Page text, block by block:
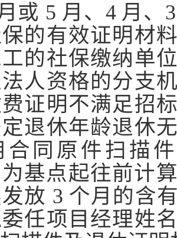
或 5 月、4 月
的有效证明材
的社保缴纳单
人资格的分支
证明不满足招
退休年龄退休
合同原件扫描
为基点起往前计
放 3 个月的含
任项目经理姓